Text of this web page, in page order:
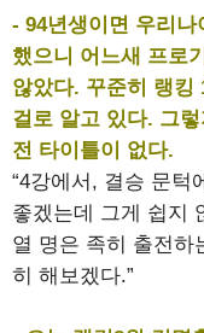
- 94년생이면 우리
했으니 어느새 프로
않았다. 꾸준히 랭킹
걸로 알고 있다. 그
전 타이틀이 없다.
“4강에서, 결승 문턱
좋겠는데 그게 쉽지
열 명은 족히 출전하
히 해보겠다.”